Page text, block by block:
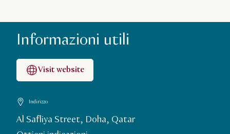
Informazioni utili
Visit website
Indirizzo
Al Safliya Street, Doha, Qatar